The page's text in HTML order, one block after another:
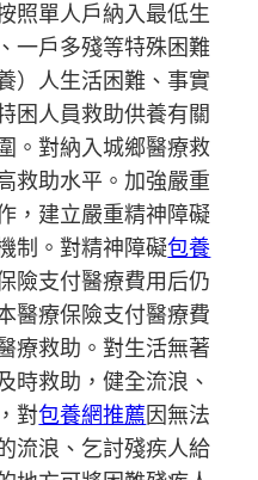
照單人戶納入最低生
一戶多殘等特殊困難
）人生活困難、事實
困人員救助供養有關
。對納入城鄉醫療救
救助水平。加強嚴重
，建立嚴重精神障礙
制。對精神障礙包養
險支付醫療費用后仍
醫療保險支付醫療費
療救助。對生活無著
時救助，健全流浪、
對包養網推薦因無法
流浪、乞討殘疾人給